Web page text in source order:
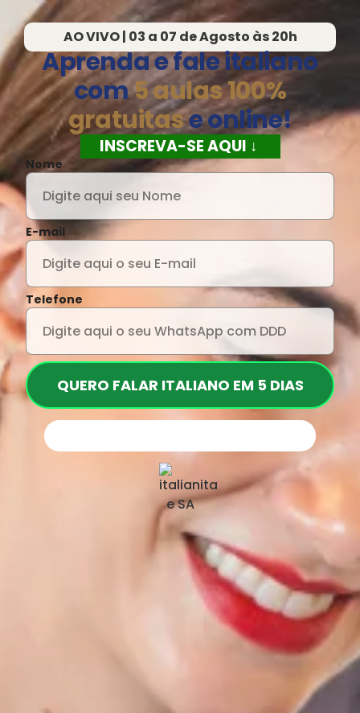
AO VIVO | 03 a 07 de Agosto às 20h
Aprenda e fale italiano
com5 aulas 100%
gratuitase online!
INSCREVA-SE AQUI ↓
Nome
E-mail
Telefone
QUERO FALAR ITALIANO EM 5 DIAS